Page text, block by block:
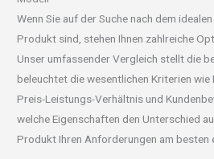
Wenn Sie auf der Suche nach dem
Produkt sind, stehen Ihnen zahlreiche
Unser umfassender Vergleich stellt die
beleuchtet die wesentlichen Kriterien wie
Preis-Leistungs-Verhältnis und
welche Eigenschaften den Unterschied
Produkt Ihren Anforderungen am besten